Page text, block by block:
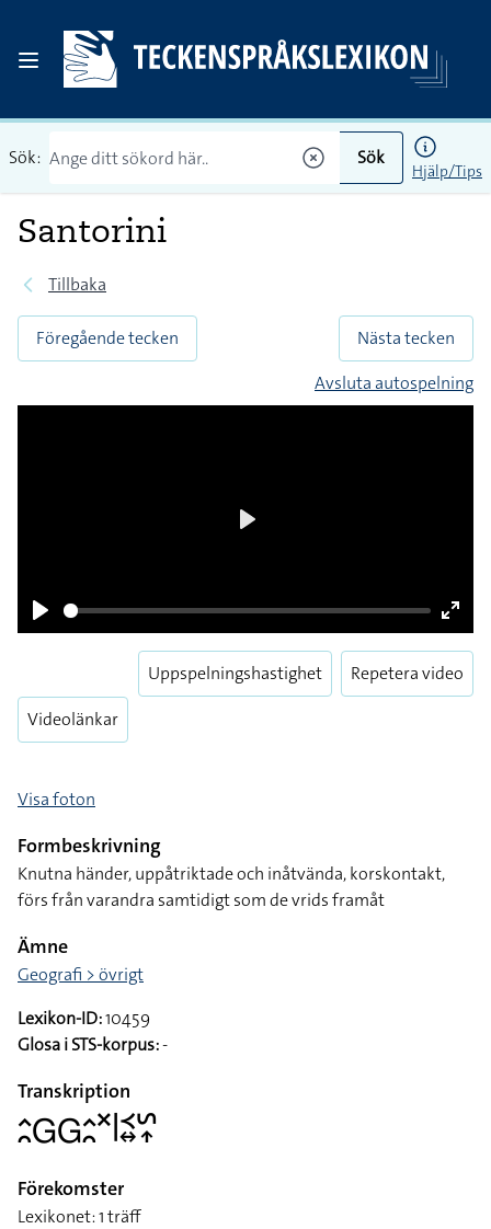
Sök: Sök
Hjälp/Tips
Santorini
Tillbaka
Föregående tecken
Nästa tecken
Avsluta autospelning
Play
Enter
Videolänkar
Uppspelningshastighet Repetera video
Visa foton
Formbeskrivning
Knutna händer, uppåtriktade och inåtvända, korskontakt,
förs från varandra samtidigt som de vrids framåt
Ämne
Geografi > övrigt
Lexikon-ID:10459
Glosa i STS-korpus:-
Transkription
􌤵􌥘􌤦􌤦􌤵􌥘􌦎􌥼􌥹􌦉􌥲􌥾
Förekomster
Lexikonet: 1 träff